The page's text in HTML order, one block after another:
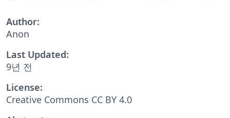
Author:
Anon
Last Updated:
9년 전
License:
Creative Commons CC BY 4.0